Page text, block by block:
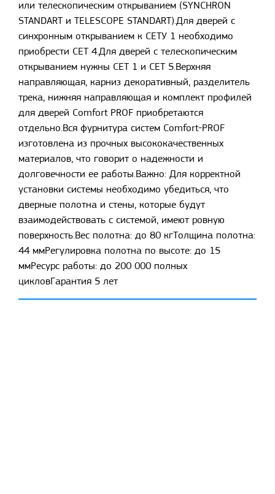
или телескопическим открыванием (SYNCHRON
STANDART и TELESCOPE STANDART).Для дверей с
синхронным открыванием к СЕТУ 1 необходимо
приобрести СЕТ 4.Для дверей с телескопическим
открыванием нужны СЕТ 1 и СЕТ 5.Верхняя
направляющая, карниз декоративный, разделитель
трека, нижняя направляющая и комплект профилей
для дверей Comfort PROF приобретаются
отдельно.Вся фурнитура систем Comfort-PROF
изготовлена из прочных высококачественных
материалов, что говорит о надежности и
долговечности ее работы.Важно: Для корректной
установки системы необходимо убедиться, что
дверные полотна и стены, которые будут
взаимодействовать с системой, имеют ровную
поверхность.Вес полотна: до 80 кгТолщина полотна:
44 ммРегулировка полотна по высоте: до 15
ммРесурс работы: до 200 000 полных
цикловГарантия 5 лет